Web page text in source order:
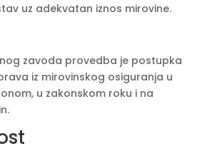
uz adekvatan iznos mirovine.
zavoda provedba je postupka
iz mirovinskog osiguranja u
u zakonskom roku i na